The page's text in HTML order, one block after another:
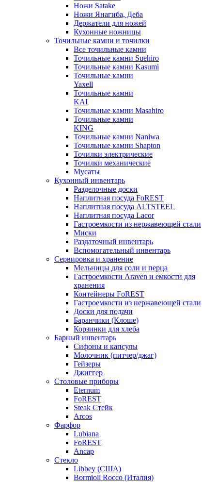
Ножи Satake
Ножи Янагиба, Деба
Держатели для ножей
Кухонные ножницы
Точильные камни и точилки
Все точильные камни
Точильные камни Suehiro
Точильные камни Kasumi
Точильные камни
Yaxell
Точильные камни
KAI
Точильные камни Masahiro
Точильные камни
KING
Точильные камни Naniwa
Точильные камни Shapton
Точилки электрические
Точилки механические
Мусаты
Кухонный инвентарь
Разделочные доски
Наплитная посуда FoREST
Наплитная посуда ALTSTEEL
Наплитная посуда Lacor
Гастроемкости из нержавеющей стали
Миски
Раздаточный инвентарь
Вспомогательный инвентарь
Сервировка и хранение
Мельницы для соли и перца
Гастроемкости Araven и емкости для
хранения
Контейнеры FoREST
Гастроемкости из нержавеющей стали
Доски для подачи
Баранчики (Клоше)
Корзинки для хлеба
Барный инвентарь
Сифоны и капсулы
Молочник (питчер/джаг)
Гейзеры
Джиггер
Столовые приборы
Eternum
FoREST
Steak Стейк
Arcos
Фарфор
Lubiana
FoREST
Ancap
Стекло
Libbey (США)
Bormioli Rocco (Италия)